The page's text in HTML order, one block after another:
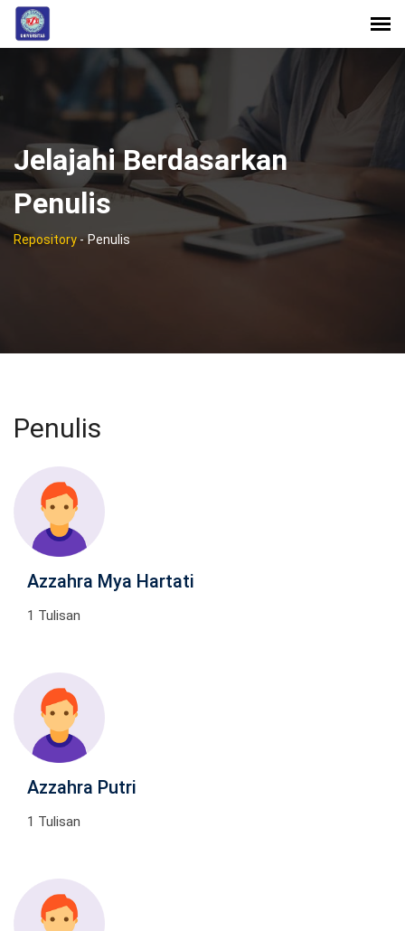
Jelajahi Berdasarkan
Penulis
Repository- Penulis
Penulis
Azzahra Mya Hartati
1 Tulisan
Azzahra Putri
1 Tulisan